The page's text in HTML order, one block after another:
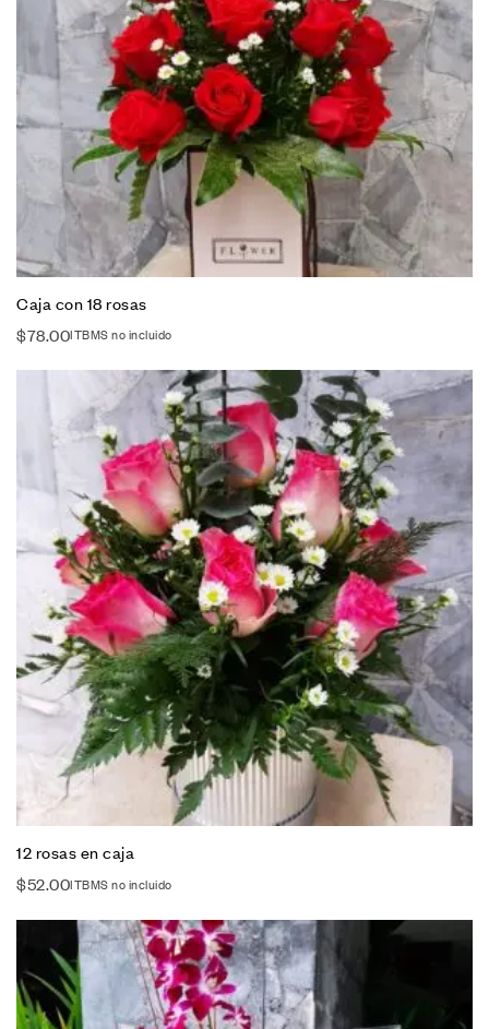
Caja con 18 rosas
$78.00ITBMS no incluido
12 rosas en caja
$52.00ITBMS no incluido